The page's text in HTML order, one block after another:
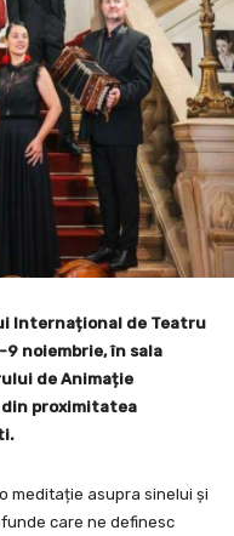
Internațional de Teatru
9 noiembrie, în sala
de Animație
din proximitatea
meditație asupra sinelui și
care ne definesc